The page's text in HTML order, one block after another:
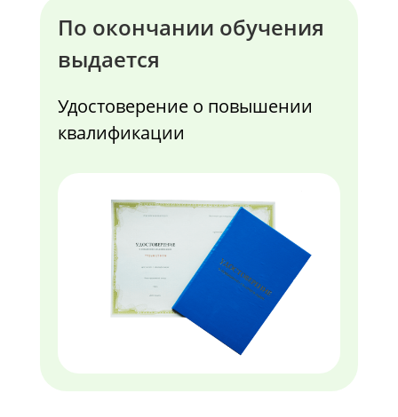
По окончании обучения
выдается
Удостоверение о повышении
квалификации